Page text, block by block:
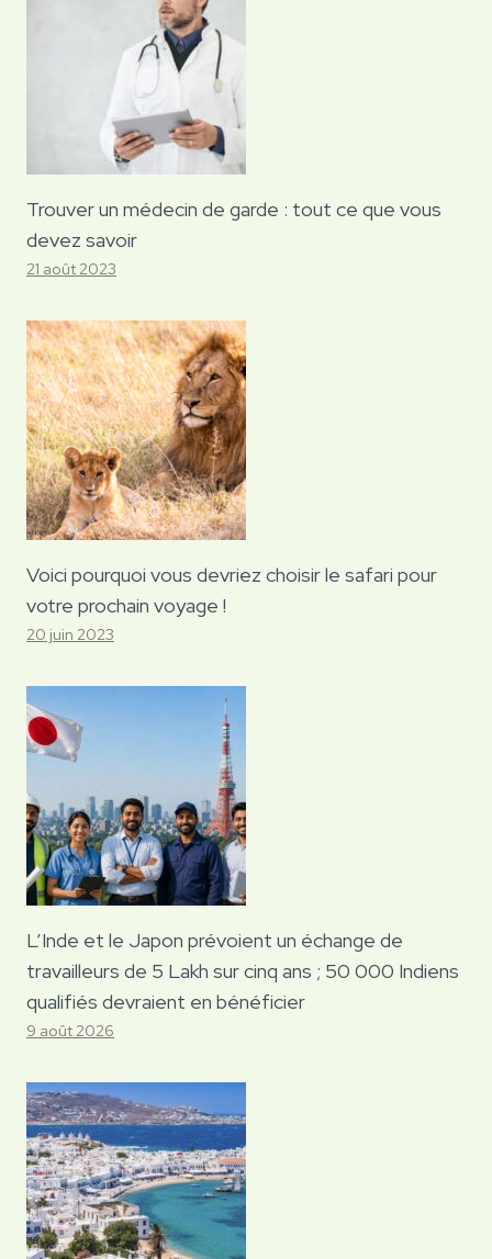
Trouver un médecin de garde : tout ce que vous
devez savoir
21 août 2023
Voici pourquoi vous devriez choisir le safari pour
votre prochain voyage !
20 juin 2023
L’Inde et le Japon prévoient un échange de
travailleurs de 5 Lakh sur cinq ans ; 50 000 Indiens
qualifiés devraient en bénéficier
9 août 2026